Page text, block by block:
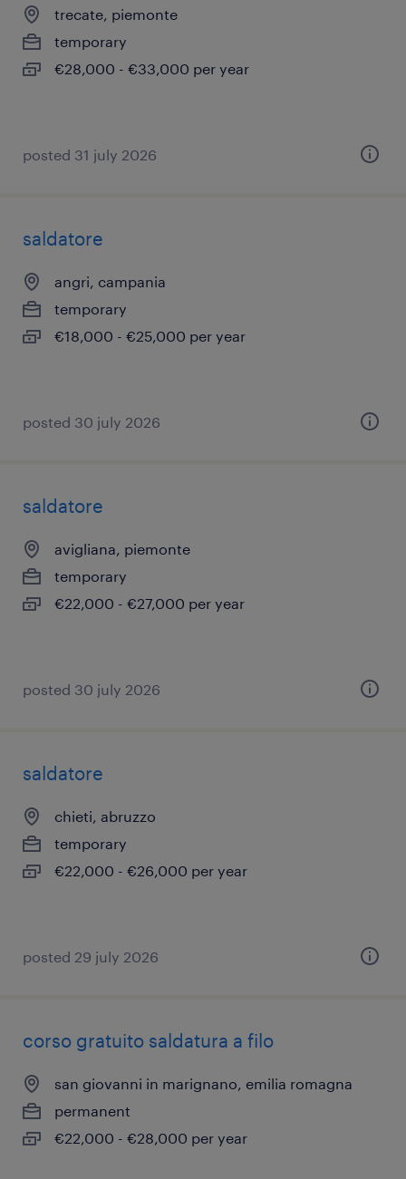
trecate, piemonte
temporary
€28,000 - €33,000 per year
posted 31 july 2026
saldatore
angri, campania
temporary
€18,000 - €25,000 per year
posted 30 july 2026
saldatore
avigliana, piemonte
temporary
€22,000 - €27,000 per year
posted 30 july 2026
saldatore
chieti, abruzzo
temporary
€22,000 - €26,000 per year
posted 29 july 2026
corso gratuito saldatura a filo
san giovanni in marignano, emilia romagna
permanent
€22,000 - €28,000 per year